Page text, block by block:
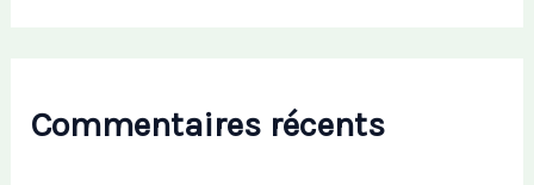
Commentaires récents